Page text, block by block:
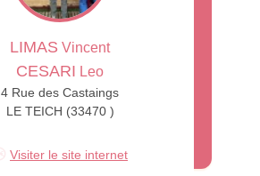
LIMAS Vincent
CESARI Leo
4 Rue des Castaings
LE TEICH (33470 )
Visiter le site internet